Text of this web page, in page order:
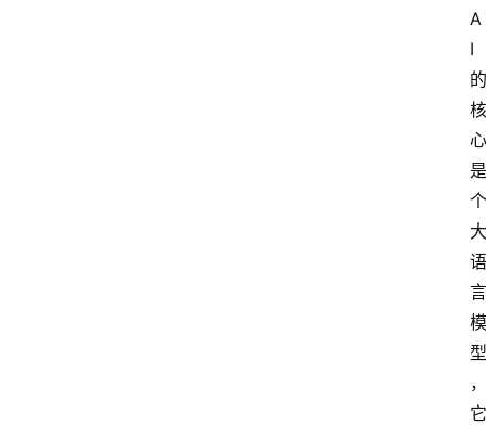
A
I
的
核
心
是
个
大
语
言
模
型
，
它